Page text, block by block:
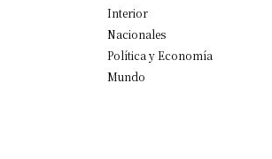
Interior
Nacionales
Política y Economía
Mundo